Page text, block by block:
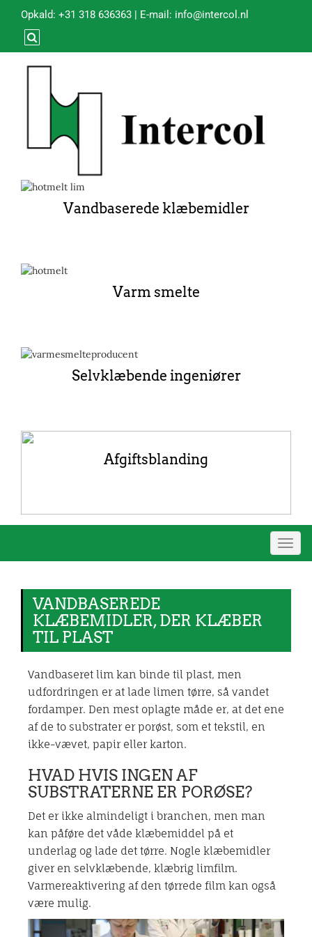
Opkald: +31 318 636363 | E-mail: info@intercol.nl
Vandbaserede klæbemidler
Varm smelte
Selvklæbende ingeniører
Afgiftsblanding
Skift
VANDBASEREDE
KLÆBEMIDLER, DER KLÆBER
TIL PLAST
Vandbaseret lim kan binde til plast, men
udfordringen er at lade limen tørre, så vandet
fordamper. Den mest oplagte måde er, at det ene
af de to substrater er porøst, som et tekstil, en
ikke-vævet, papir eller karton.
HVAD HVIS INGEN AF
SUBSTRATERNE ER PORØSE?
Det er ikke almindeligt i branchen, men man
kan påføre det våde klæbemiddel på et
underlag og lade det tørre. Nogle klæbemidler
giver en selvklæbende, klæbrig limfilm.
Varmereaktivering af den tørrede film kan også
være mulig.